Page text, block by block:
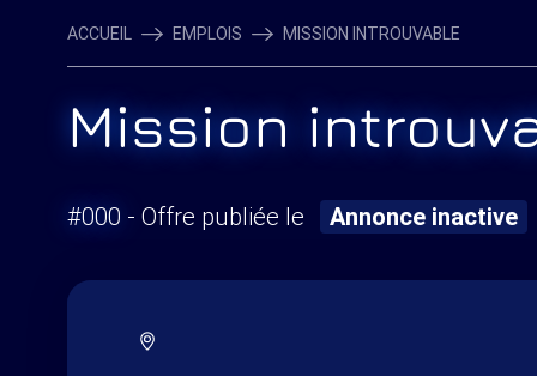
ACCUEIL EMPLOIS MISSION INTROUVABLE
Mission
#000 - Offre publiée le Annonce inactive